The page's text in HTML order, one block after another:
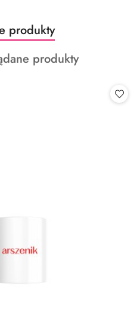
produkty
produkty